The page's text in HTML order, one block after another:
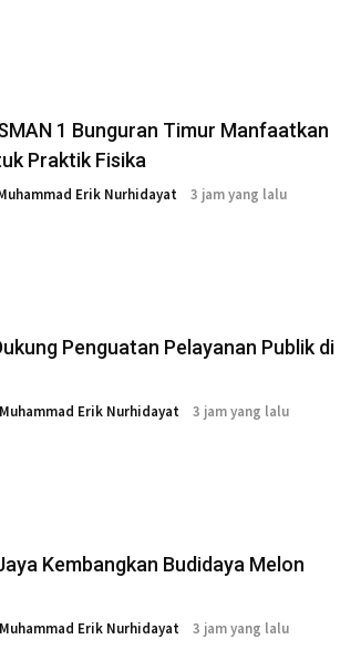
1 Bunguran Timur Manfaatkan
Praktik Fisika
Erik Nurhidayat 3 jam yang lalu
Penguatan Pelayanan Publik di
Muhammad Erik Nurhidayat 3 jam yang lalu
Kembangkan Budidaya Melon
Muhammad Erik Nurhidayat 3 jam yang lalu